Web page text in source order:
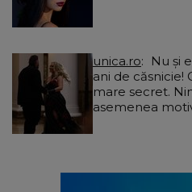
unica.ro
ani de căsnicie!
mare secret.
asemenea